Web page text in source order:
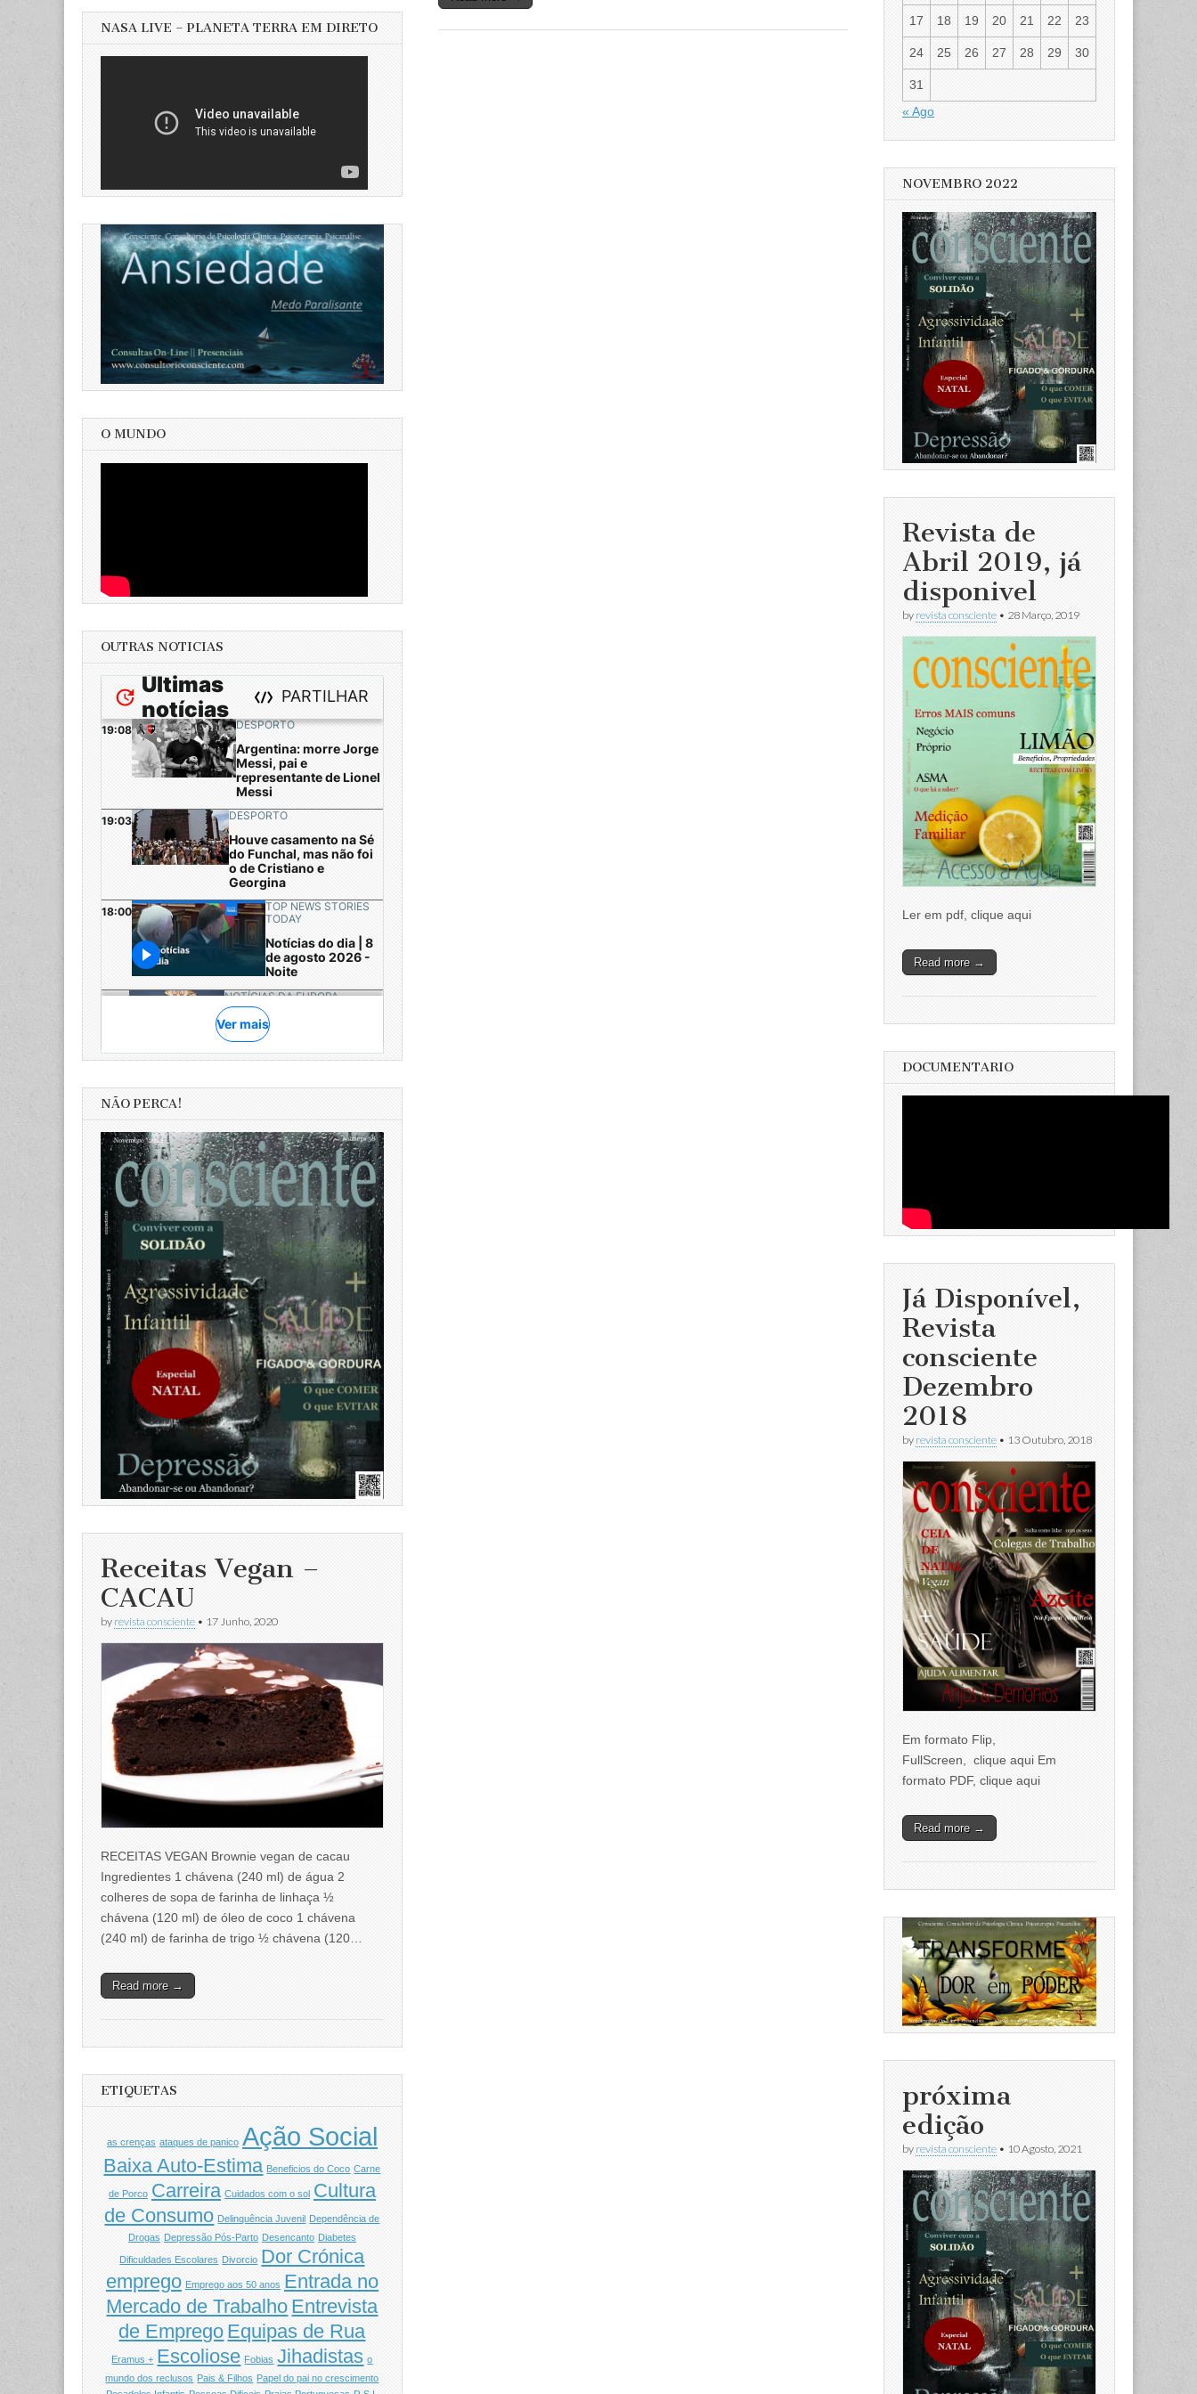
NASA LIVE – PLANETA TERRA EM DIRETO
O MUNDO
OUTRAS NOTICIAS
NÃO PERCA!
Receitas Vegan –
CACAU
by revista consciente • 17 Junho, 2020
RECEITAS VEGAN Brownie vegan de cacau
Ingredientes 1 chávena (240 ml) de água 2
colheres de sopa de farinha de linhaça ½
chávena (120 ml) de óleo de coco 1 chávena
(240 ml) de farinha de trigo ½ chávena (120…
Read more →
ETIQUETAS
as crenças ataques de panico Ação Social
Baixa Auto-Estima Beneficios do Coco Carne
de Porco Carreira Cuidados com o sol Cultura
de Consumo Delinquência Juvenil Dependência de
Drogas Depressão Pós-Parto Desencanto Diabetes
Dificuldades Escolares Divorcio Dor Crónica
emprego Emprego aos 50 anos Entrada no
Mercado de Trabalho Entrevista
de Emprego Equipas de Rua
Eramus + Escoliose Fobias Jihadistas o
mundo dos reclusos Pais & Filhos Papel do pai no crescimento
17 18 19 20 21 22 23
24 25 26 27 28 29 30
31
« Ago
NOVEMBRO 2022
Revista de
Abril 2019, já
disponivel
by revista consciente • 28 Março, 2019
Ler em pdf, clique aqui
Read more →
DOCUMENTARIO
Já Disponível,
Revista
consciente
Dezembro
2018
by revista consciente • 13 Outubro, 2018
Em formato Flip,
FullScreen, clique aqui Em
formato PDF, clique aqui
Read more →
próxima
edição
by revista consciente • 10 Agosto, 2021